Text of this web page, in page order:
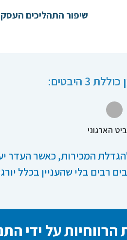
שיפור התהליכים
3 היבטים:
הארגוני
המכירות, כאשר העדר
רבים בלי שהעניין בכלל
על ידי